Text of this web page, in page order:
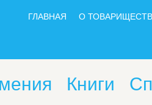
ГЛАВНАЯ О
Книги